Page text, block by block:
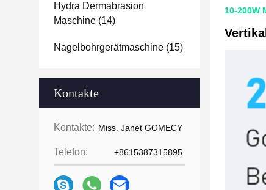
Hydra Dermabrasion
Maschine (14)
Nagelbohrgerätmaschine (15)
Kontakte
Kontakte: Miss. Janet GOMECY
Telefon: +8615387315895
10-200W